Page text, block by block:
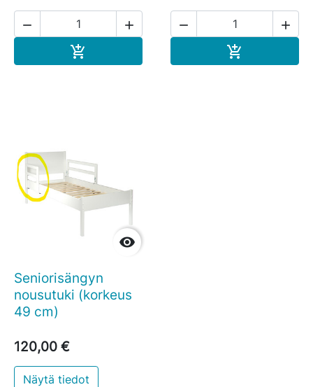
 

 


Seniorisängyn
nousutuki (korkeus
49 cm)
120,00 €
Näytä tiedot